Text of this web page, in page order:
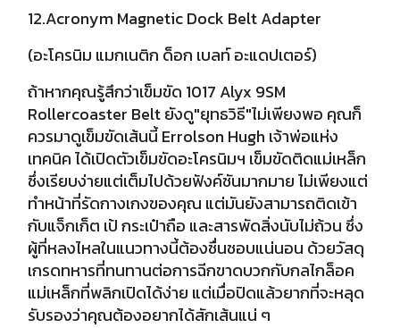
12.Acronym Magnetic Dock Belt Adapter
(อะโครนิม แมกเนติก ด็อก เบลท์ อะแดปเตอร์)
ถ้าหากคุณรู้สึกว่าเข็มขัด 1017 Alyx 9SM
Rollercoaster Belt ยังดู"ยุทธวิธี"ไม่เพียงพอ คุณก็
ควรมาดูเข็มขัดเส้นนี้Errolson Hugh เจ้าพ่อแห่ง
เทคนิค ได้เปิดตัวเข็มขัดอะโครนิมฯ เข็มขัดติดแม่เหล็ก
ซึ่งเรียบง่ายแต่เต็มไปด้วยฟังค์ชันมากมาย ไม่เพียงแต่
ทำหน้าที่รัดกางเกงของคุณ แต่มันยังสามารถติดเข้า
กับแจ็กเก็ต เป้ กระเป๋าถือ และสารพัดสิ่งนับไม่ถ้วน ซึ่ง
ผู้ที่หลงไหลในแนวทางนี้ต้องชื่นชอบแน่นอน ด้วยวัสดุ
เกรดทหารที่ทนทานต่อการฉีกขาดบวกกับกลไกล็อค
แม่เหล็กที่พลิกเปิดได้ง่าย แต่เมื่อปิดแล้วยากที่จะหลุด
รับรองว่าคุณต้องอยากได้สักเส้นแน่ ๆ